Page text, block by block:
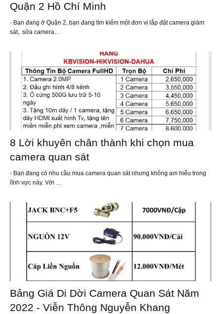
Quận 2 Hồ Chí Minh
- Bạn đang ở Quận 2, bạn đang tìm kiếm một đơn vị lắp đặt camera giám
sát, sửa camera…
8 Lời khuyên chân thành khi chọn mua
camera quan sát
- Bạn đang có nhu cầu mua camera quan sát nhưng không am hiểu trong
lĩnh vực này. Với …
Bảng Giá Di Dời Camera Quan Sát Năm
2022 - Viễn Thông Nguyễn Khang